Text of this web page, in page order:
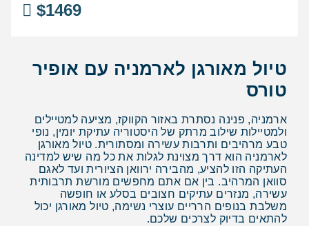
$1469
טיול מאורגן לארמניה עם אופיר
טורס
ארמניה, פנינה נסתרת באזור הקווקז, מציעה למטיילים
ולמטיילות שילוב מרתק של היסטוריה עתיקת יומין, נופי
טבע מרהיבים ותרבות עשירה ומסתורית. טיול מאורגן
לארמניה הוא דרך מצוינת לגלות את כל מה שיש למדינה
העתיקה הזו להציע, מהבירה ירוואן הציורית ועד לאגם
סוואן המרהיב. בין אם אתם מחפשים מורשת תרבותית
עשירה, מנזרים עתיקים חצובים בסלע או חופשה
משלבת בנופים הרריים עוצרי נשימה, טיול מאורגן יכול
להתאים בדיוק לצרכים שלכם.